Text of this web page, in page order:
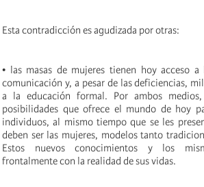
Esta contradicción es agudizada por otras:
• las masas de mujeres tienen hoy acceso
comunicación y, a pesar de las deficiencias,
a la educación formal. Por ambos
posibilidades que ofrece el mundo de hoy
individuos, al mismo tiempo que se les
deben ser las mujeres, modelos tanto
Estos nuevos conocimientos y los
frontalmente con la realidad de sus vidas.